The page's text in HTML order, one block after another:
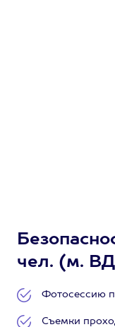
чел. (м.
Фотосессию
Съемки